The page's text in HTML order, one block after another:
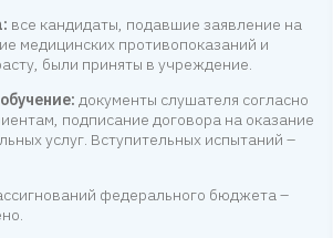
все кандидаты, подавшие заявление на
медицинских противопоказаний и
были приняты в учреждение.
документы слушателя согласно
подписание договора на оказание
услуг. Вступительных испытаний –
федерального бюджета –